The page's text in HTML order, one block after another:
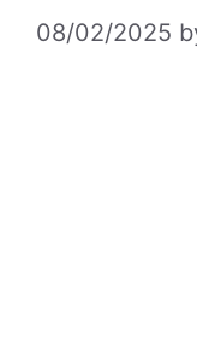
08/02/2025